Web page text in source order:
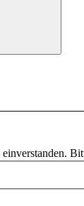
einverstanden.